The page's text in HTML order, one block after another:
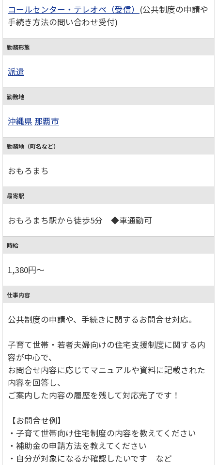
コールセンター・テレオペ（受信） (公共制度の申請や
手続き方法の問い合わせ受付)
勤務形態
派遣
勤務地
沖縄県 那覇市
勤務地（町名など）
おもろまち
最寄駅
おもろまち駅から徒歩5分 ◆車通勤可
時給
1,380円～
仕事内容
公共制度の申請や、手続きに関するお問合せ対応。
子育て世帯・若者夫婦向けの住宅支援制度に関する内
容が中心で、
お問合せ内容に応じてマニュアルや資料に記載された
内容を回答し、
ご案内した内容の履歴を残して対応完了です！
【お問合せ例】
・子育て世帯向け住宅制度の内容を教えてください
・補助金の申請方法を教えてください
・自分が対象になるか確認したいです など